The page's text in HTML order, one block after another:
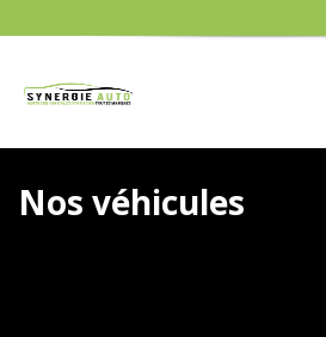
Nos véhicules